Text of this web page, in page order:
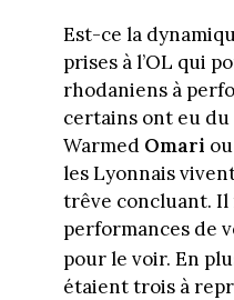
Est-ce la
prises à l’OL qui
rhodaniens à
certains ont eu du
Warmed Omari
les Lyonnais
trêve concluant. Il
performances de
pour le voir. En
étaient trois à